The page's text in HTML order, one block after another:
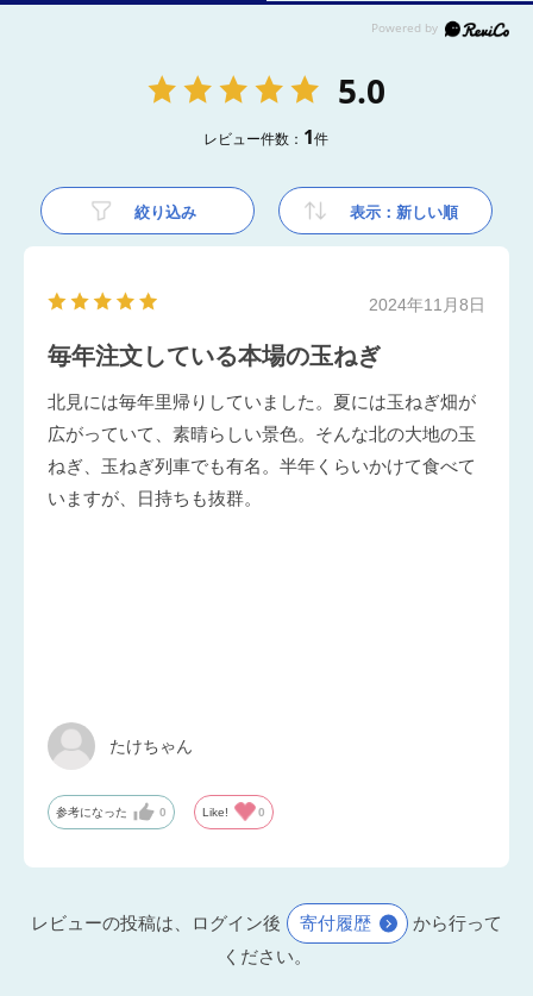
5.0
レビュー件数： 1件
絞り込み 表示：新しい順
2024年11月8日
毎年注文している本場の玉ねぎ
北見には毎年里帰りしていました。夏には玉ねぎ畑が
広がっていて、素晴らしい景色。そんな北の大地の玉
ねぎ、玉ねぎ列車でも有名。半年くらいかけて食べて
いますが、日持ちも抜群。
たけちゃん
参考になった 0 Like! 0
レビューの投稿は、ログイン後 寄付履歴
から行って
ください。